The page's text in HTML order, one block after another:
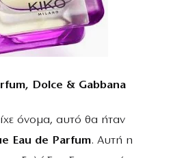
Dolce & Gabbana
όνομα, αυτό θα ήταν
Eau de Parfum. Αυτή η